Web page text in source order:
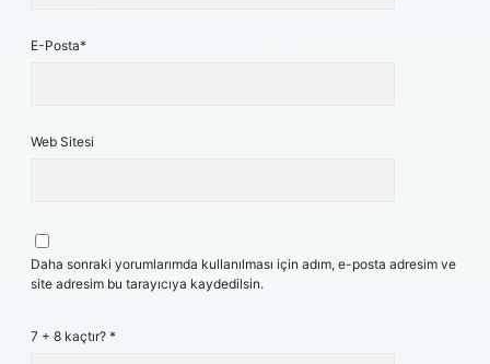
E-Posta*
Web Sitesi
Daha sonraki yorumlarımda kullanılması için adım, e-posta adresim ve
site adresim bu tarayıcıya kaydedilsin.
7 + 8 kaçtır? *